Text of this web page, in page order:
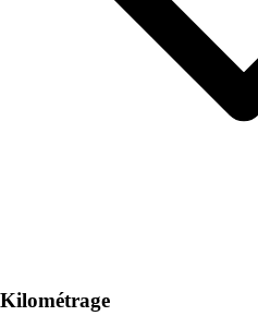
Kilométrage